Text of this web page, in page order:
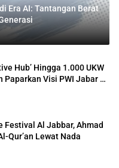
Era AI: Tantangan Berat
Hub’ Hingga 1.000 UKW
Paparkan Visi PWI Jabar di
Festival Al Jabbar, Ahmad
Qur’an Lewat Nada